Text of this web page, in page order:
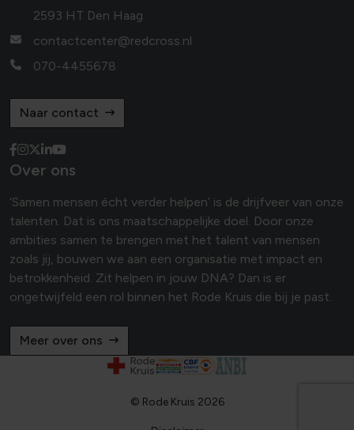
2593 HT Den Haag
contactcenter@redcross.nl
070-4455678
Naar contact
Over ons
‘Samen mensen écht verder helpen’ is de drijfveer van onze
talenten. Dat is ons maatschappelijke doel. Door onze
ambities samen te brengen met het talent van mensen
zoals jij, bouwen we aan een organisatie met impact en
betrokkenheid. Zit helpen in jouw DNA? Dan is er
ongetwijfeld een rol binnen het Rode Kruis die bij je past.
Meer over ons
© Rode Kruis 2026